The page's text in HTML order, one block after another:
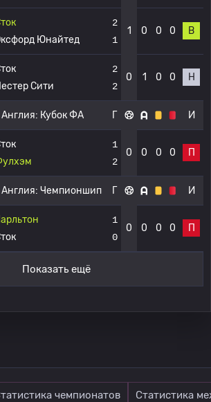
Юнайтед
2
1
1 0 0 0 В
Сити
2
2
0 1 0 0 Н
Англия: Кубок ФА Г И
1
2
0 0 0 0 П
Англия: Чемпионшип Г И
1
0
0 0 0 0 П
Показать ещё
чемпионатов Статистика